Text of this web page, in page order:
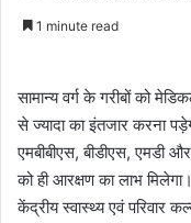
1 minute read
सामान्य वर्ग के गरीबों को
से ज्यादा का इंतजार करना
एमबीबीएस, बीडीएस, एमडी
को ही आरक्षण का लाभ मिलेगा।
केंद्रीय स्वास्थ्य एवं परिवार